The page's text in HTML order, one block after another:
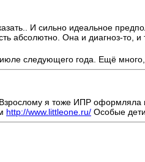
И сильно идеальное
абсолютно. Она и диагноз-
следующего года. Ещё
я тоже ИПР оформляла
http://www.littleone.ru/ Особые